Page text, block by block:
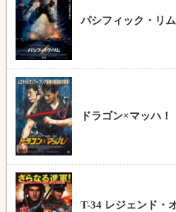
パシフィック・リム
ドラゴン×マッハ！
T-34 レジェンド・